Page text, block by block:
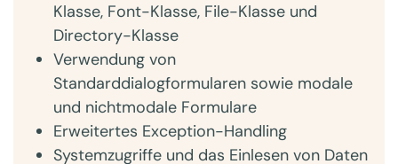
Klasse, Font-Klasse, File-Klasse und
Directory-Klasse
Verwendung von
Standarddialogformularen sowie modale
und nichtmodale Formulare
Erweitertes Exception-Handling
Systemzugriffe und das Einlesen von Daten